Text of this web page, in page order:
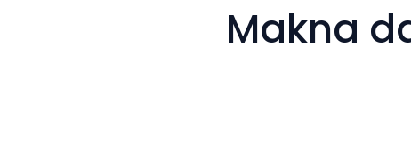
Makna